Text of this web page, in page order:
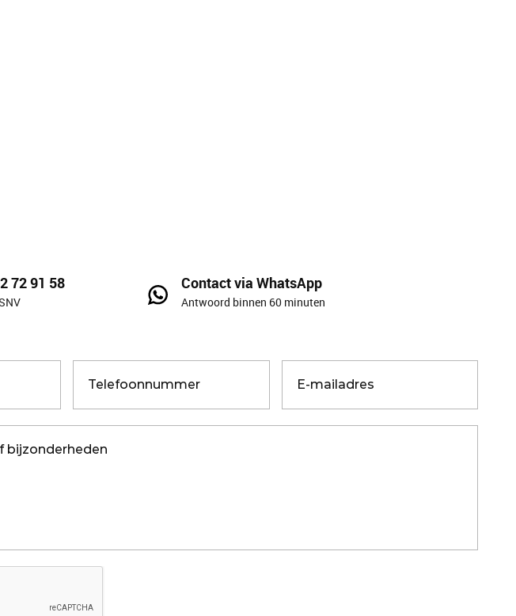
72 91 58 Contact via WhatsApp
Antwoord binnen 60 minuten